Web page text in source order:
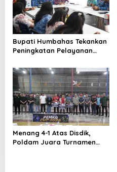
Bupati Humbahas Tekankan
Peningkatan Pelayanan
Utamakan Profesionalisme
dan Integritas
Menang 4-1 Atas Disdik,
Poldam Juara Turnamen